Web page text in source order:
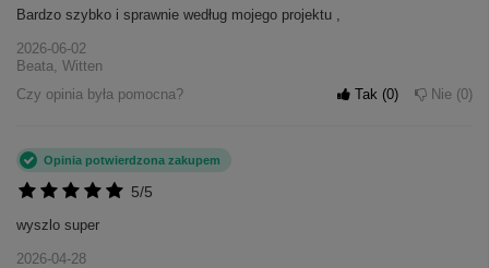
Bardzo szybko i sprawnie według mojego projektu ,
2026-06-02
Beata, Witten
Czy opinia była pomocna?
Tak 0 Nie 0
5/5
Opinia potwierdzona zakupem
wyszlo super
2026-04-28